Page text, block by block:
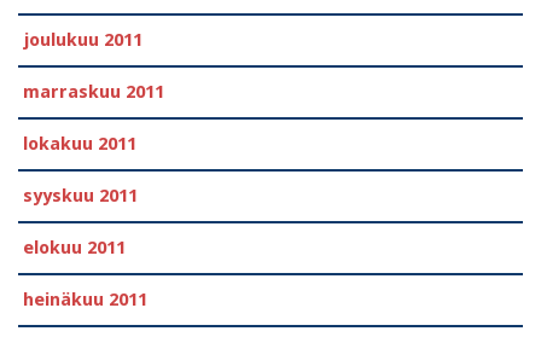
joulukuu 2011
marraskuu 2011
lokakuu 2011
syyskuu 2011
elokuu 2011
heinäkuu 2011